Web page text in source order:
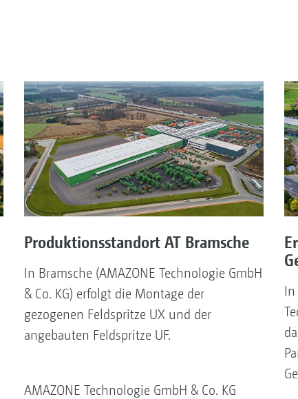
Produktionsstandort AT Bramsche
In Bramsche (AMAZONE Technologie GmbH
& Co. KG) erfolgt die Montage der
gezogenen Feldspritze UX und der
angebauten Feldspritze UF.
AMAZONE Technologie GmbH & Co. KG
In